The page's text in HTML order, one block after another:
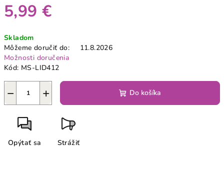
5,99 €
cena:
Skladom
Môžeme doručiť do:
11.8.2026
Možnosti doručenia
Kód: MS-LID412
+
− Do košíka
Opýtať sa Strážiť